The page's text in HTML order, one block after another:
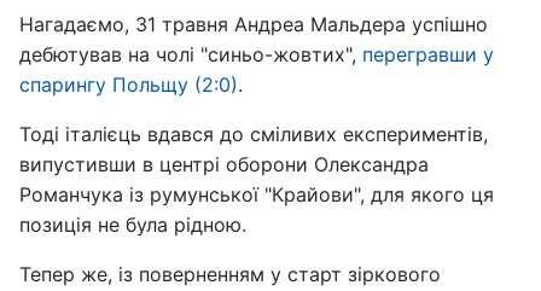
Нагадаємо, 31 травня Андреа Мальдера успішно
дебютував на чолі "синьо-жовтих", перегравши у
спарингу Польщу (2:0).
Тоді італієць вдався до сміливих експериментів,
випустивши в центрі оборони Олександра
Романчука із румунської "Крайови", для якого ця
позиція не була рідною.
Тепер же, із поверненням у старт зіркового